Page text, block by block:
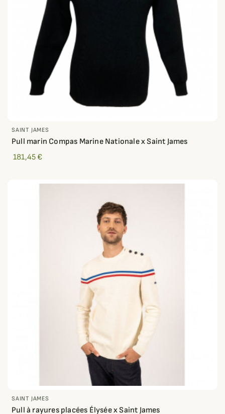
SAINT JAMES
Pull marin Compas Marine Nationale x Saint James
181,45 €
SAINT JAMES
Pull à rayures placées Élysée x Saint James